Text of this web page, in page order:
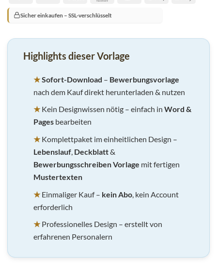
Sicher einkaufen – SSL-verschlüsselt
Highlights dieser Vorlage
★Sofort-Download – Bewerbungsvorlage
nach dem Kauf direkt herunterladen & nutzen
★Kein Designwissen nötig – einfach in Word &
Pagesbearbeiten
★Komplettpaket im einheitlichen Design –
Lebenslauf, Deckblatt&
Bewerbungsschreiben Vorlage mit fertigen
Mustertexten
★Einmaliger Kauf – kein Abo, kein Account
erforderlich
★Professionelles Design – erstellt von
erfahrenen Personalern